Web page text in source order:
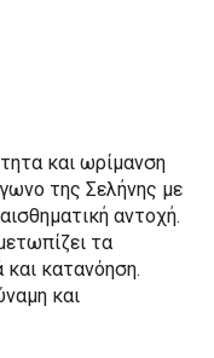
και ωρίμανση
της Σελήνης με
αντοχή.
τα
κατανόηση.
και